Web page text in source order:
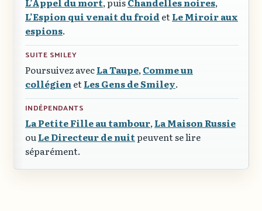
L’Espion qui venait du froid etLe Miroir aux
espions.
SUITE SMILEY
Poursuivez avecLa Taupe,Comme un
collégien etLes Gens de Smiley.
INDÉPENDANTS
La Petite Fille au tambour,La Maison Russie
ouLe Directeur de nuitpeuvent se lire
séparément.